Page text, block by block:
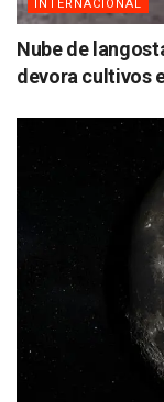
INTERNACIONAL
Nube de
devora cultivos